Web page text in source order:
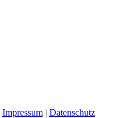
Impressum| Datenschutz